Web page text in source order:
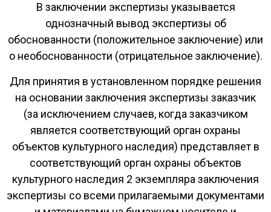
В заключении экспертизы указывается
однозначный вывод экспертизы об
обоснованности (положительное заключение) или
о необоснованности (отрицательное заключение).
Для принятия в установленном порядке решения
на основании заключения экспертизы заказчик
(за исключением случаев, когда заказчиком
является соответствующий орган охраны
объектов культурного наследия) представляет в
соответствующий орган охраны объектов
культурного наследия 2 экземпляра заключения
экспертизы со всеми прилагаемыми документами